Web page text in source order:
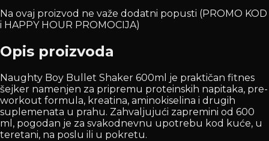
Na ovaj proizvod ne važe dodatni popusti (PROMO KOD
i HAPPY HOUR PROMOCIJA)
Opis proizvoda
Naughty Boy Bullet Shaker 600ml je praktičan fitnes
šejker namenjen za pripremu proteinskih napitaka, pre-
workout formula, kreatina, aminokiselina i drugih
suplemenata u prahu. Zahvaljujući zapremini od 600
ml, pogodan je za svakodnevnu upotrebu kod kuće, u
teretani, na poslu ili u pokretu.